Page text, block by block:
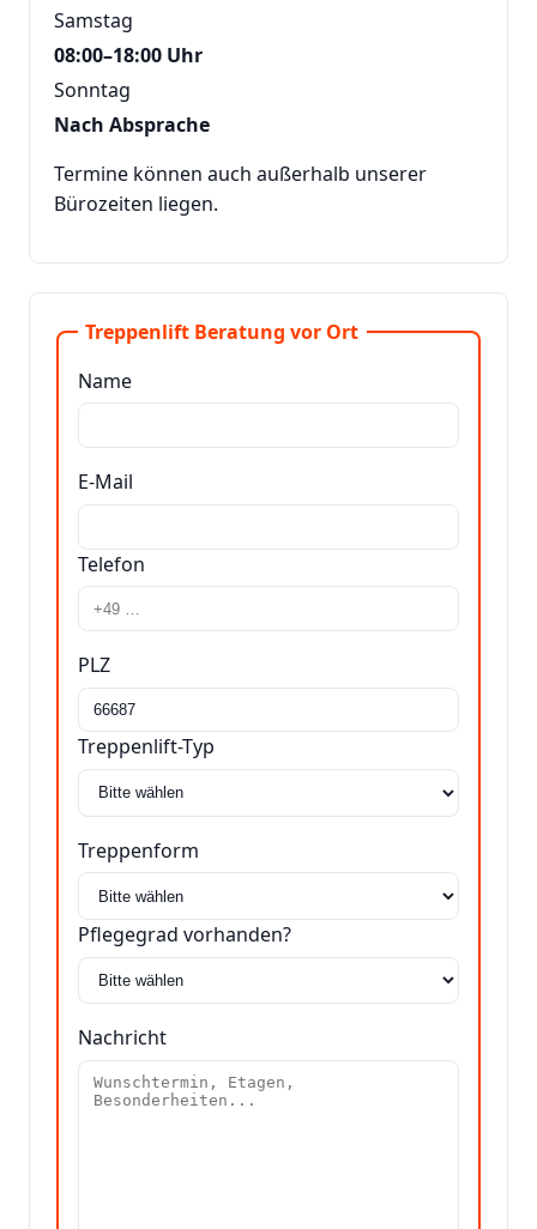
Samstag
08:00–18:00 Uhr
Sonntag
Nach Absprache
Termine können auch außerhalb unserer
Bürozeiten liegen.
Treppenlift Beratung vor Ort
Name
E-Mail
Telefon
PLZ
Treppenlift-Typ
Treppenform
Pflegegrad vorhanden?
Nachricht